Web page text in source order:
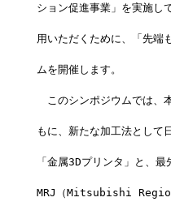
ション促進事業」を実施し
用いただくために、「先端
ムを開催します。
このシンポジウムでは、
もに、新たな加工法として
「金属3Dプリンタ」と、
MRJ（Mitsubishi